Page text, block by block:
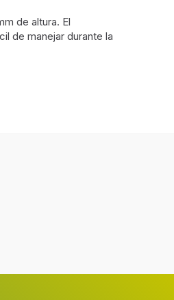
de altura. El
de manejar durante la